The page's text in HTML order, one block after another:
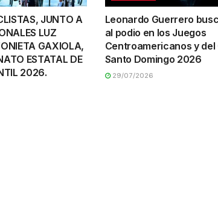
JUNTO A
LUZ
GAXIOLA,
ESTATAL DE
2026.
Leonardo Guerrero
al podio en los Juegos
Centroamericanos y del
Santo Domingo 2026
29/07/2026